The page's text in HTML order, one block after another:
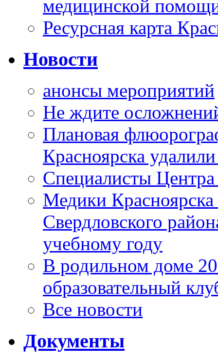
медицинской
Ресурсная карта
Новости
анонсы мероприятий
Не ждите
Плановая
Красноярска
Специалисты
Медики
Свердловского
учебному году
В родильном доме
образовательный
Все новости
Документы